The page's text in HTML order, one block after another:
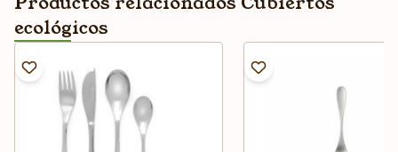
ecológicos